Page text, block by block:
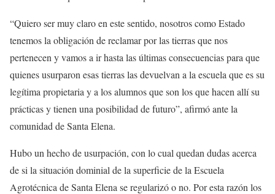
“Quiero ser muy claro en este sentido, nosotros como Estado
tenemos la obligación de reclamar por las tierras que nos
pertenecen y vamos a ir hasta las últimas consecuencias para que
quienes usurparon esas tierras las devuelvan a la escuela que es su
legítima propietaria y a los alumnos que son los que hacen allí su
prácticas y tienen una posibilidad de futuro”, afirmó ante la
comunidad de Santa Elena.
Hubo un hecho de usurpación, con lo cual quedan dudas acerca
de si la situación dominial de la superficie de la Escuela
Agrotécnica de Santa Elena se regularizó o no. Por esta razón los